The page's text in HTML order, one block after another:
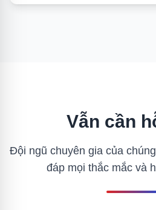
Next.js/React và SEO kỹ thuật
Vẫn cần
Đội ngũ chuyên gia của
đáp mọi thắc mắc và